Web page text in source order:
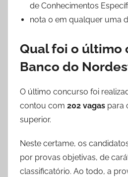
de Conhecimentos
nota 0 em qualquer uma
Qual foi o último
Banco do
O último concurso foi
contou com 202 vagas para
superior.
Neste certame, os
por provas objetivas, de
classificatório. Ao todo, a